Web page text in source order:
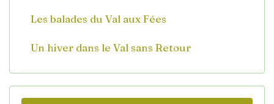
Les balades du Val aux Fées
Un hiver dans le Val sans Retour